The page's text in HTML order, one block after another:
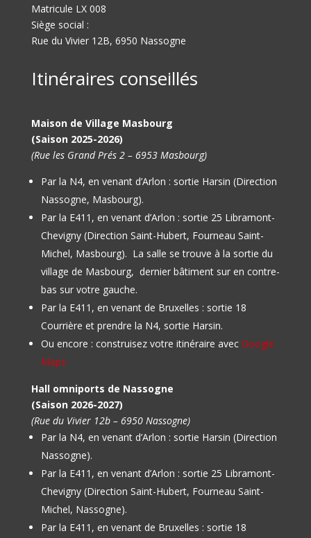
Matricule LX 008
Siège social :
Rue du Vivier 12B, 6950 Nassogne
Itinéraires conseillés
Maison de Village Masbourg
(Saison 2025-2026)
(Rue les Grand Prés 2 – 6953 Masbourg)
Par la N4, en venant d’Arlon : sortie Harsin (Direction
Nassogne, Masbourg).
Par la E411, en venant d’Arlon : sortie 25 Libramont-
Chevigny (Direction Saint-Hubert, Fourneau Saint-
Michel, Masbourg). La salle se trouve à la sortie du
village de Masbourg, dernier bâtiment sur en contre-
bas sur votre gauche.
Par la E411, en venant de Bruxelles : sortie 18
Courrière et prendre la N4, sortie Harsin.
Ou encore : construisez votre itinéraire avec Google
Maps
Hall omniports de Nassogne
(Saison 2026-2027)
(Rue du Vivier 12b – 6950 Nassogne)
Par la N4, en venant d’Arlon : sortie Harsin (Direction
Nassogne).
Par la E411, en venant d’Arlon : sortie 25 Libramont-
Chevigny (Direction Saint-Hubert, Fourneau Saint-
Michel, Nassogne).
Par la E411, en venant de Bruxelles : sortie 18